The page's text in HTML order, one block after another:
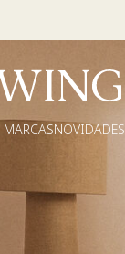
NOVIDADES